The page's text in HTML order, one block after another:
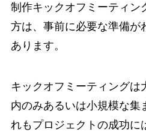
制作キックオフミーティン
方は、事前に必要な準備が
あります。
キックオフミーティングは
内のみあるいは小規模な集
れもプロジェクトの成功に